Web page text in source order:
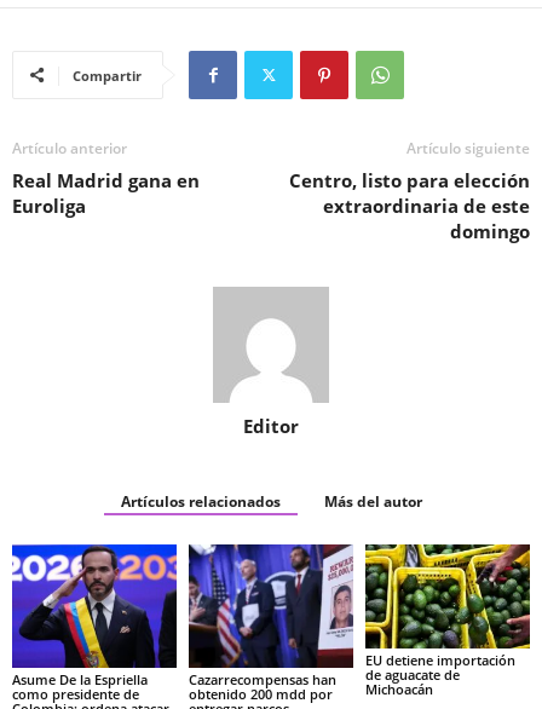
Compartir
Artículo anterior
Real Madrid gana en
Euroliga
Artículo siguiente
Centro, listo para elección
extraordinaria de este
domingo
Editor
Artículos relacionados Más del autor
Asume De la Espriella
como presidente de
Cazarrecompensas han
obtenido 200 mdd por
EU detiene importación
de aguacate de
Michoacán